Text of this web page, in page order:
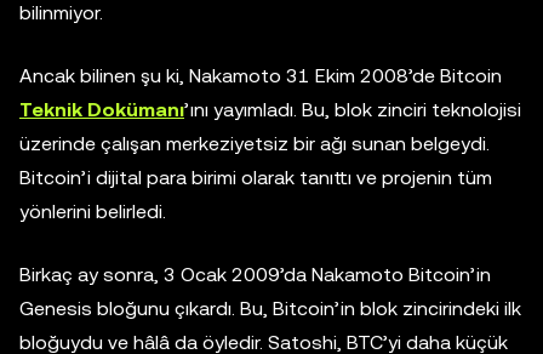
bilinmiyor.
Ancak bilinen şu ki, Nakamoto 31 Ekim 2008’de Bitcoin
Teknik Dokümanı’ını yayımladı. Bu, blok zinciri teknolojisi
üzerinde çalışan merkeziyetsiz bir ağı sunan belgeydi.
Bitcoin’i dijital para birimi olarak tanıttı ve projenin tüm
yönlerini belirledi.
Birkaç ay sonra, 3 Ocak 2009’da Nakamoto Bitcoin’in
Genesis bloğunu çıkardı. Bu, Bitcoin’in blok zincirindeki ilk
bloğuydu ve hâlâ da öyledir. Satoshi, BTC’yi daha küçük